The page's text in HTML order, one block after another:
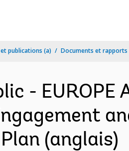
publications (a) Documents et rapports
- EUROPE
(anglais)